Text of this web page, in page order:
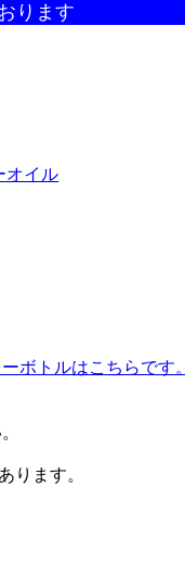
ります
オイル
ボトルはこちらです。
ります。